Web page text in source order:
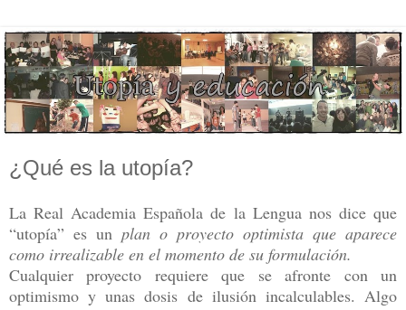
¿Qué es la utopía?
La Real Academia Española de la Lengua nos dice que
“utopía” es un plan o proyecto optimista que aparece
como irrealizable en el momento de su formulación.
Cualquier proyecto requiere que se afronte con un
optimismo y unas dosis de ilusión incalculables. Algo